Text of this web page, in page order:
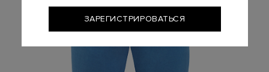
ЗАРЕГИСТРИРОВАТЬСЯ